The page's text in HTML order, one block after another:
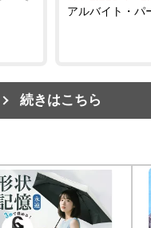
アルバイト・パ
続きはこちら